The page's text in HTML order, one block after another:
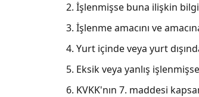
İşlenmişse buna ilişkin
İşlenme amacını ve
Yurt içinde veya yurt
Eksik veya yanlış
KVKK'nın 7. maddesi